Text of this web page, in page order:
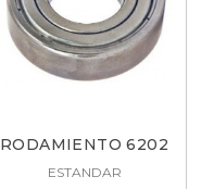
RODAMIENTO 6202
ZZ, 15X35X11 6202ZZ
ESTANDAR